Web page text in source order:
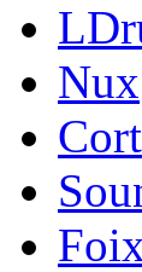
Nux
Cort